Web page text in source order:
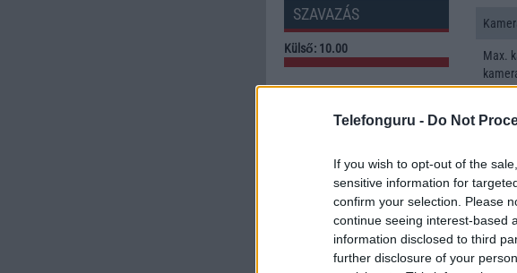
Telefonguru - Do Not
If you wish to opt-out of the
sensitive information for
confirm your selection. Please
continue seeing interest-based
information disclosed to third
further disclosure of your
SZAVAZÁS
Külső: 10.00
Értékelés: 4.00 | Szavazatok: 1
Szavazzon Ön is!
Max.
Min.
Min.